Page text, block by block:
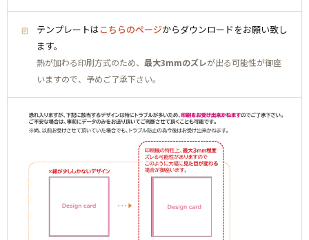
テンプレートはこちらのページからダウンロードをお願い致し
ます。
熱が加わる印刷方式のため、 最大3mmのズレが出る可能性が御座
いますので、予めご了承下さい。